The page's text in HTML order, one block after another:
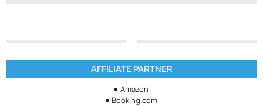
AFFILIATE PARTNER
Amazon
Booking.com